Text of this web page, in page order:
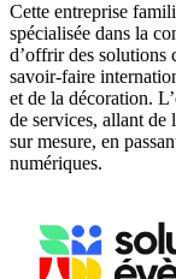
Cette entreprise
spécialisée dans la
d’offrir des solutions
savoir-faire
et de la décoration.
de services, allant de
sur mesure, en
numériques.